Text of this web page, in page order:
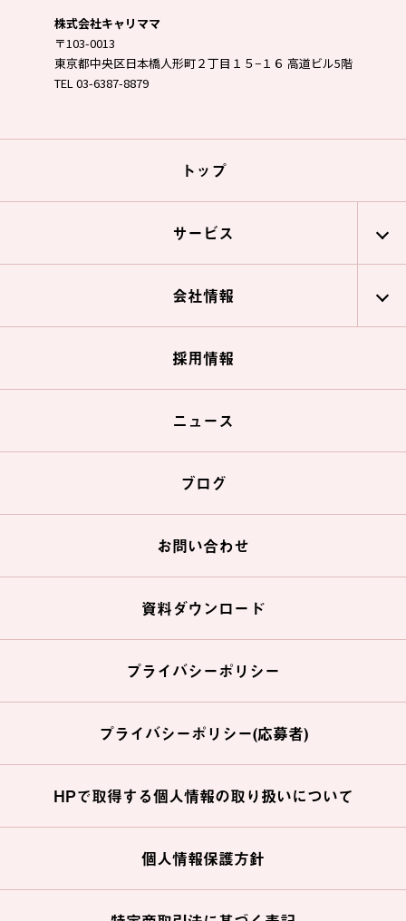
株式会社キャリママ
〒103-0013
東京都中央区日本橋人形町２丁目１５−１６ 高道ビル5階
TEL 03-6387-8879
トップ
サービス
会社情報
採用情報
ニュース
ブログ
お問い合わせ
資料ダウンロード
プライバシーポリシー
プライバシーポリシー(応募者)
HPで取得する個人情報の取り扱いについて
個人情報保護方針